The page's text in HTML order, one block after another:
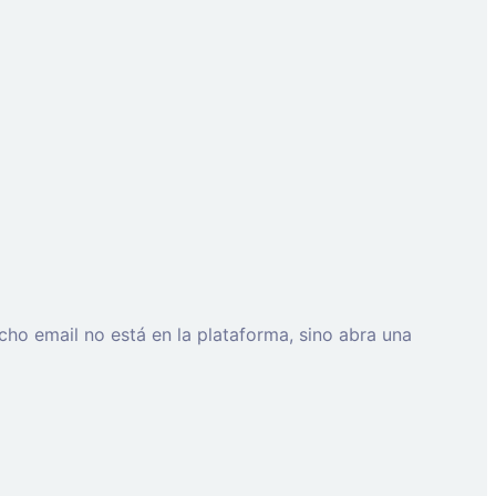
email no está en la plataforma, sino abra una